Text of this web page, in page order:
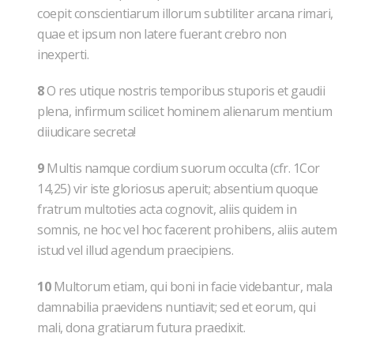
coepit conscientiarum illorum subtiliter arcana rimari,
quae et ipsum non latere fuerant crebro non
inexperti.
8O res utique nostris temporibus stuporis et gaudii
plena, infirmum scilicet hominem alienarum mentium
diiudicare secreta!
9Multis namque cordium suorum occulta (cfr. 1Cor
14,25) vir iste gloriosus aperuit; absentium quoque
fratrum multoties acta cognovit, aliis quidem in
somnis, ne hoc vel hoc facerent prohibens, aliis autem
istud vel illud agendum praecipiens.
10Multorum etiam, qui boni in facie videbantur, mala
damnabilia praevidens nuntiavit; sed et eorum, qui
mali, dona gratiarum futura praedixit.